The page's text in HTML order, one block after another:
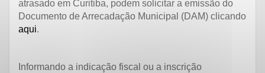
atrasado em Curitiba, podem solicitar a emissão do
Documento de Arrecadação Municipal (DAM) clicando
aqui.
Informando a indicação fiscal ou a inscrição